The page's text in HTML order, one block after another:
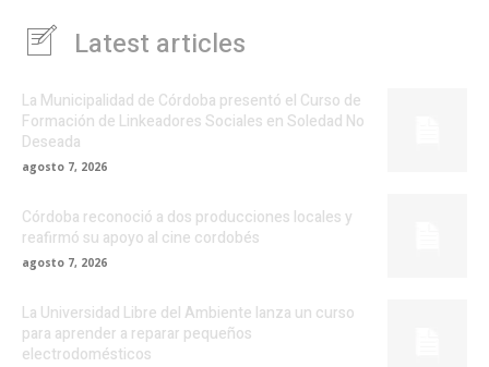
Latest articles
La Municipalidad de Córdoba presentó el Curso de
Formación de Linkeadores Sociales en Soledad No
Deseada
agosto 7, 2026
Córdoba reconoció a dos producciones locales y
reafirmó su apoyo al cine cordobés
agosto 7, 2026
La Universidad Libre del Ambiente lanza un curso
para aprender a reparar pequeños
electrodomésticos